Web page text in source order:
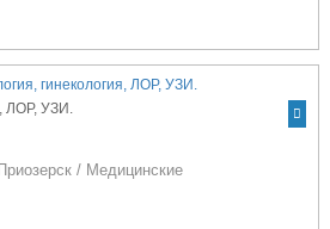
ЛОР, УЗИ.
Приозерск / Медицинские